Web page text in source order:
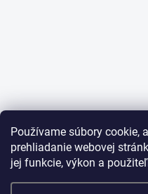
Používame súbory cookie,
prehliadanie webovej
jej funkcie, výkon a